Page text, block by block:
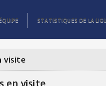
STATISTIQUES DE LA
visite
en visite